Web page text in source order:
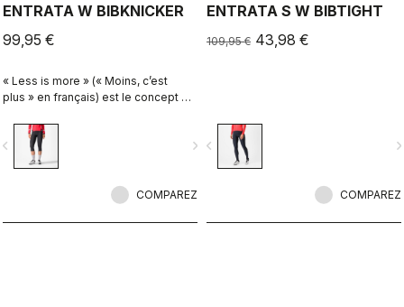
ENTRATA W BIBKNICKER
99,95 €
« Less is more » (« Moins, c’est
plus » en français) est le concept qui
Réalisé dans des tissus de qualité,
avec une peau de chamois douce et
un nombre réduit de coutures, ce
confort dans toutes les conditions, à
navigate_next
COMPAREZ
ENTRATA S W BIBTIGHT
109,95 € 43,98 €
navigate_before
COMPAREZ